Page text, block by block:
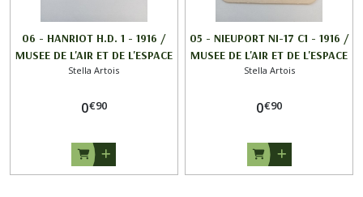
06 - HANRIOT H.D. 1 - 1916 /
MUSEE DE L'AIR ET DE L'ESPACE
/ STELLA ARTOIS
Stella Artois
0€90
05 - NIEUPORT NI-17 C1 - 1916 /
MUSEE DE L'AIR ET DE L'ESPACE
/ STELLA ARTOIS
Stella Artois
0€90